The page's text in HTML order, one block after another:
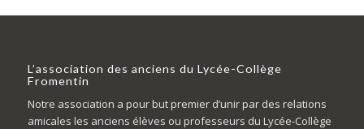
L’association des anciens du Lycée-Collège
Fromentin
Notre association a pour but premier d’unir par des relations
amicales les anciens élèves ou professeurs du Lycée-Collège